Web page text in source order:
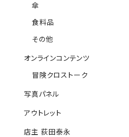
傘
食料品
その他
オンラインコンテンツ
冒険クロストーク
写真パネル
アウトレット
店主 荻田泰永